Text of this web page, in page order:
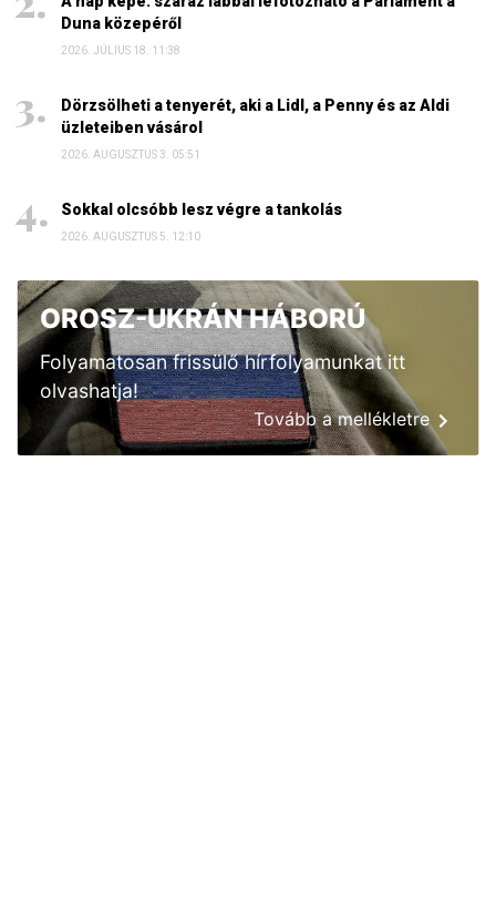
Duna közepéről
2026. JÚLIUS 18. 11:38
Dörzsölheti a tenyerét, aki a Lidl, a Penny és az Aldi
üzleteiben vásárol
2026. AUGUSZTUS 3. 05:51
Sokkal olcsóbb lesz végre a tankolás
2026. AUGUSZTUS 5. 12:10
OROSZ-UKRÁN HÁBORÚ
Folyamatosan frissülő hírfolyamunkat itt
olvashatja!
Tovább a mellékletre